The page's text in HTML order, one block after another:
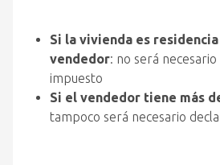
Si la vivienda es
vendedor: no será
impuesto
Si el vendedor tiene más
tampoco será necesario